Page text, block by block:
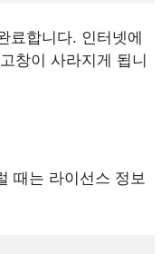
료합니다. 인터넷에
창이 사라지게 됩니
때는 라이선스 정보